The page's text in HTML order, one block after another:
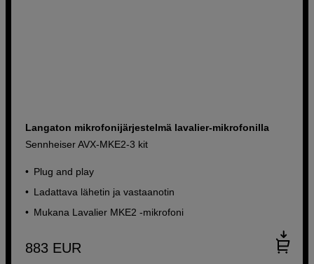
Langaton mikrofonijärjestelmä lavalier-mikrofonilla
Sennheiser AVX-MKE2-3 kit
Plug and play
Ladattava lähetin ja vastaanotin
Mukana Lavalier MKE2 -mikrofoni
883 EUR